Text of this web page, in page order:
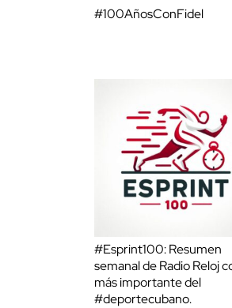
#100AñosConFidel
#Esprint100: Resumen
semanal de Radio Reloj
más importante del
#deportecubano.